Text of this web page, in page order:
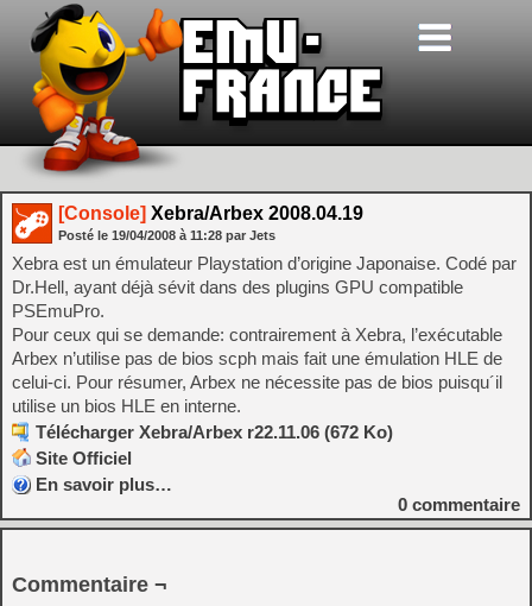
[Console] Xebra/Arbex 2008.04.19
Posté le 19/04/2008 à 11:28 par Jets
Xebra est un émulateur Playstation d’origine Japonaise. Codé par
Dr.Hell, ayant déjà sévit dans des plugins GPU compatible
PSEmuPro.
Pour ceux qui se demande: contrairement à Xebra, l’exécutable
Arbex n’utilise pas de bios scph mais fait une émulation HLE de
celui-ci. Pour résumer, Arbex ne nécessite pas de bios puisqu´il
utilise un bios HLE en interne.
Télécharger Xebra/Arbex r22.11.06 (672 Ko)
Site Officiel
En savoir plus…
0 commentaire
Commentaire ¬